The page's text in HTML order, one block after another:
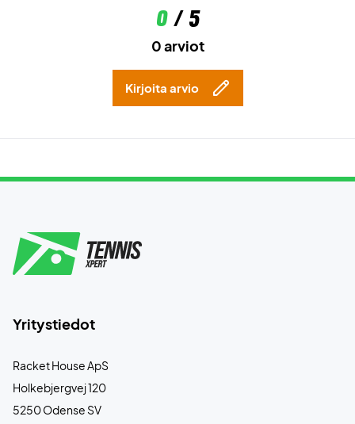
0/ 5
0 arviot
Kirjoita arvio
Yritystiedot
Racket House ApS
Holkebjergvej 120
5250 Odense SV